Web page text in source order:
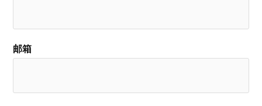
邮箱